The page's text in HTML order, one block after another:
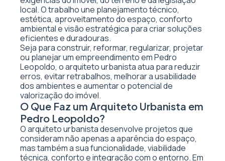
local. O trabalho une planejamento técnico,
estética, aproveitamento do espaço, conforto
ambiental e visão estratégica para criar soluções
eficientes e duradouras.
Seja para construir, reformar, regularizar, projetar
ou planejar um empreendimento em Pedro
Leopoldo, o arquiteto urbanista atua para reduzir
erros, evitar retrabalhos, melhorar a usabilidade
dos ambientes e aumentar o potencial de
valorização do imóvel.
O Que Faz um Arquiteto Urbanista em
Pedro Leopoldo?
O arquiteto urbanista desenvolve projetos que
consideram não apenas a aparência do espaço,
mas também a sua funcionalidade, viabilidade
técnica, conforto e integração com o entorno. Em